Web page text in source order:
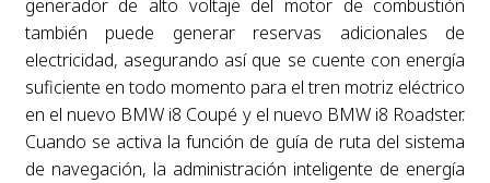
generador de alto voltaje del motor de combustión
también puede generar reservas adicionales de
electricidad, asegurando así que se cuente con energía
suficiente en todo momento para el tren motriz eléctrico
en el nuevo BMW i8 Coupé y el nuevo BMW i8 Roadster.
Cuando se activa la función de guía de ruta del sistema
de navegación, la administración inteligente de energía